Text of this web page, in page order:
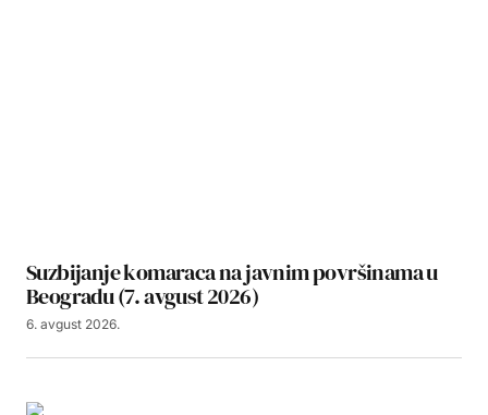
Suzbijanje komaraca na javnim površinama u
Beogradu (7. avgust 2026)
6. avgust 2026.